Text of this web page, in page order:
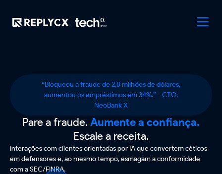
“Bloqueou a fraude de 2,8 milhões de dólares,
aumentou os empréstimos em 34%.” - CTO,
NeoBank X
Pare a fraude. Aumente a confiança.
Escale a receita.
Interações com clientes orientadas por IA que convertem céticos
em defensores e, ao mesmo tempo, esmagam a conformidade
com a SEC/FINRA.